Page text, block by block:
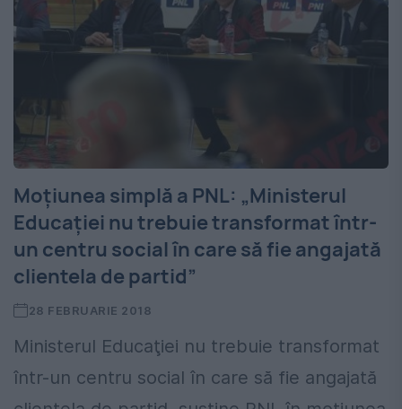
Moțiunea simplă a PNL: „Ministerul
Educaţiei nu trebuie transformat într-
un centru social în care să fie angajată
clientela de partid”
28 FEBRUARIE 2018
Ministerul Educaţiei nu trebuie transformat
într-un centru social în care să fie angajată